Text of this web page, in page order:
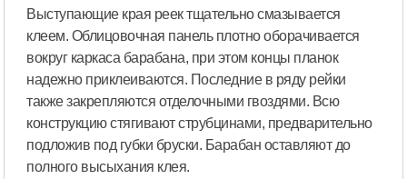
Выступающие края реек тщательно смазывается
клеем. Облицовочная панель плотно оборачивается
вокруг каркаса барабана, при этом концы планок
надежно приклеиваются. Последние в ряду рейки
также закрепляются отделочными гвоздями. Всю
конструкцию стягивают струбцинами, предварительно
подложив под губки бруски. Барабан оставляют до
полного высыхания клея.